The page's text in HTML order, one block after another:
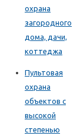
охрана
загородного
дома, дачи,
коттеджа
Пультовая
охрана
объектов с
высокой
степенью